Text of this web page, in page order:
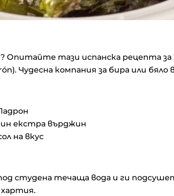
тази испанска рецепта за
Чудесна компания за бира или бяло
екстра върджин
на вкус
студена течаща вода и ги
хартия.